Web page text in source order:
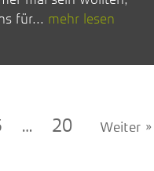
für... mehr lesen
… 20 Weiter »